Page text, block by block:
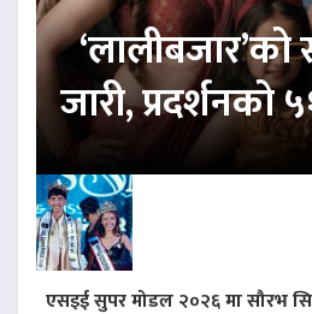
जारी, प्रदर्शनको
एसइई सुपर मोडल २०२६ मा सौरभ